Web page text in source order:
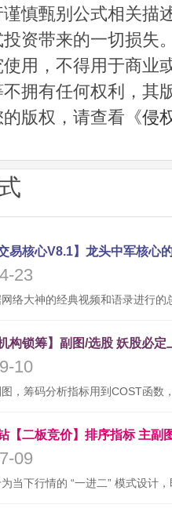
慎甄别公式相关描
资带来的一切损失
用，不得用于商业
拥有任何权利，其
版权，请查看《侵
23
10
09